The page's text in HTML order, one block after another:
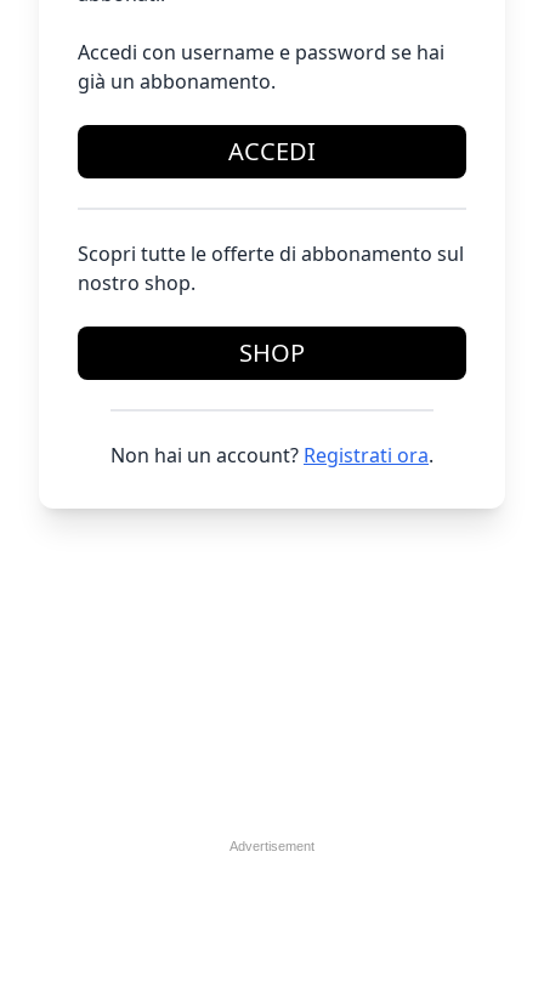
Accedi con username e password se hai
già un abbonamento.
ACCEDI
Scopri tutte le offerte di abbonamento sul
nostro shop.
SHOP
Non hai un account? Registrati ora.